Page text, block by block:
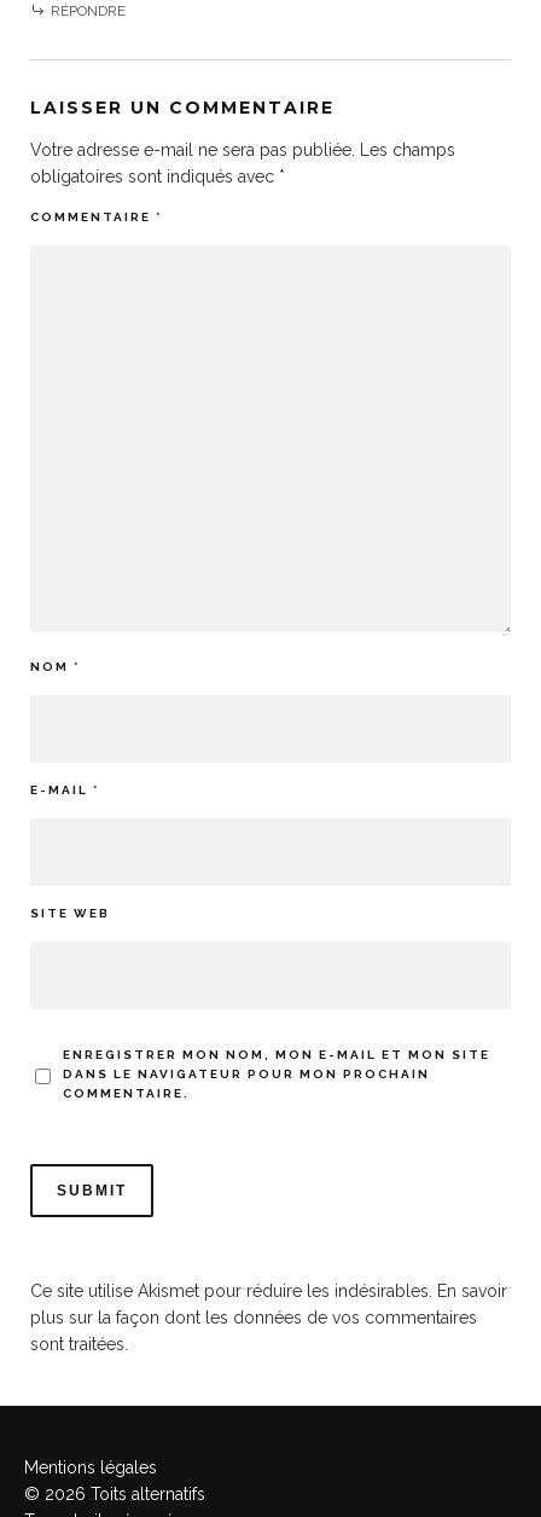
RÉPONDRE
LAISSER UN COMMENTAIRE
Votre adresse e-mail ne sera pas publiée.
Les champs
obligatoires sont indiqués avec *
COMMENTAIRE *
NOM *
E-MAIL *
SITE WEB
ENREGISTRER MON NOM, MON E-MAIL ET MON SITE
DANS LE NAVIGATEUR POUR MON PROCHAIN
COMMENTAIRE.
Ce site utilise Akismet pour réduire les indésirables.
En savoir
plus sur la façon dont les données de vos commentaires
sont traitées
Mentions légales
© 2026 Toits alternatifs